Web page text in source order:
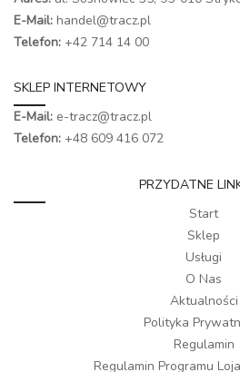
E-Mail: handel@tracz.pl
Telefon: +42 714 14 00
SKLEP INTERNETOWY
E-Mail: e-tracz@tracz.pl
Telefon: +48 609 416 072
PRZYDATNE
Start
Sklep
Usługi
O Nas
Aktualności
Polityka
Regulamin
Regulamin Programu